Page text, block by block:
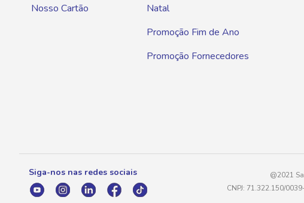
Nosso Cartão
Natal
Promoção Fim de Ano
Promoção Fornecedores
Siga-nos nas redes sociais
@2021
CNPJ: 71.322.150/